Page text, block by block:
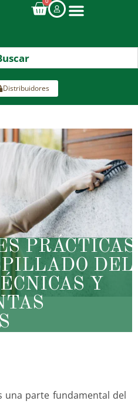
Distribuidores
PRÁCTICAS
DEL
Y
una parte fundamental del